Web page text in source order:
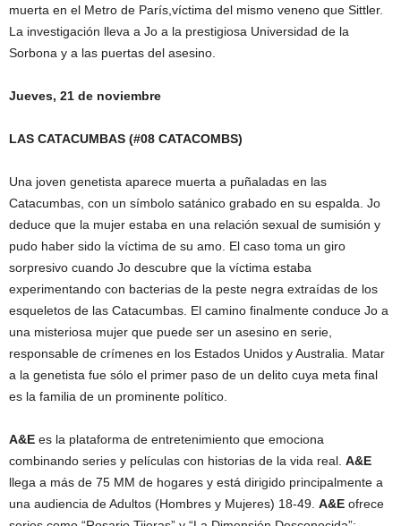
muerta en el Metro de París,víctima del mismo veneno que Sittler.
La investigación lleva a Jo a la prestigiosa Universidad de la
Sorbona y a las puertas del asesino.
Jueves, 21 de noviembre
LAS CATACUMBAS (#08 CATACOMBS)
Una joven genetista aparece muerta a puñaladas en las
Catacumbas, con un símbolo satánico grabado en su espalda. Jo
deduce que la mujer estaba en una relación sexual de sumisión y
pudo haber sido la víctima de su amo. El caso toma un giro
sorpresivo cuando Jo descubre que la víctima estaba
experimentando con bacterias de la peste negra extraídas de los
esqueletos de las Catacumbas. El camino finalmente conduce Jo a
una misteriosa mujer que puede ser un asesino en serie,
responsable de crímenes en los Estados Unidos y Australia. Matar
a la genetista fue sólo el primer paso de un delito cuya meta final
es la familia de un prominente político.
A&E es la plataforma de entretenimiento que emociona
combinando series y películas con historias de la vida real. A&E
llega a más de 75 MM de hogares y está dirigido principalmente a
una audiencia de Adultos (Hombres y Mujeres) 18-49. A&E ofrece